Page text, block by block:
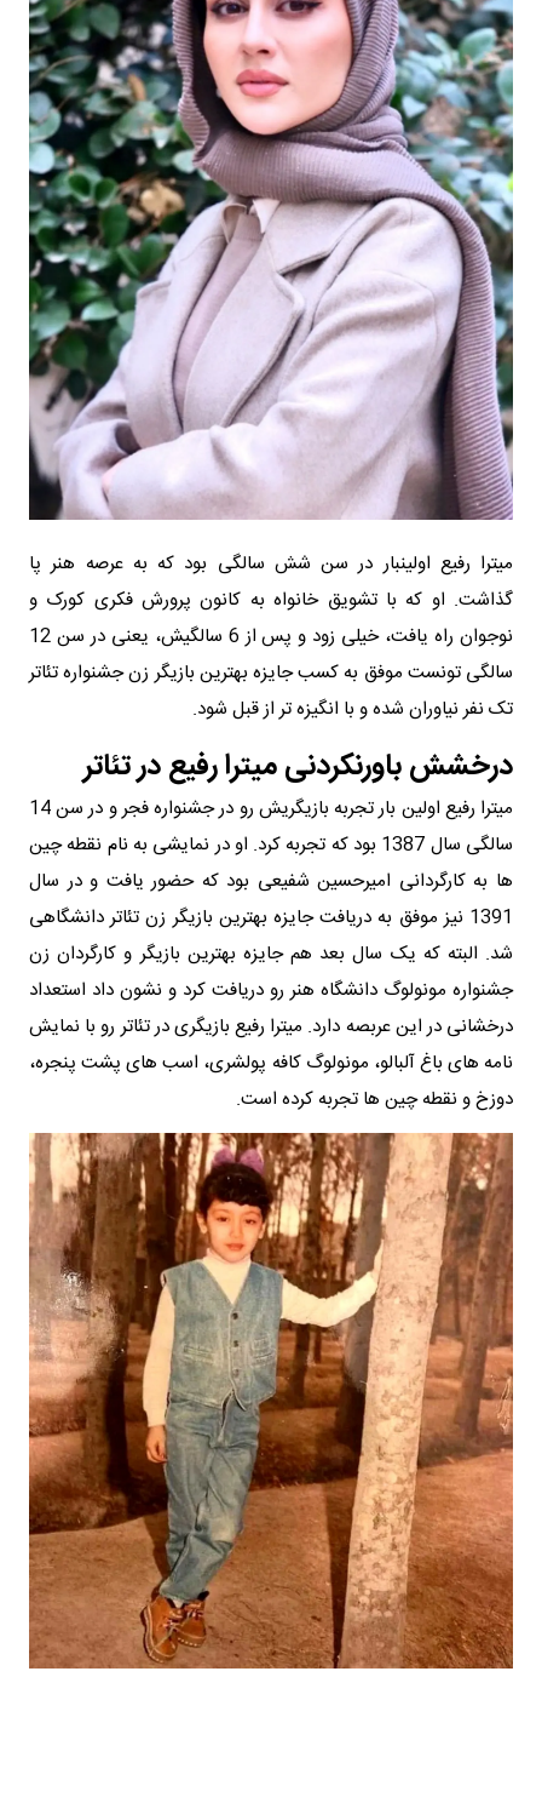
میترا رفیع اولینبار در سن شش سالگی بود که به عرصه هنر پا
گذاشت. او که با تشویق خانواه به کانون پرورش فکری کورک و
نوجوان راه یافت، خیلی زود و پس از 6 سالگیش، یعنی در سن 12
سالگی تونست موفق به کسب جایزه بهترین بازیگر زن جشنواره تئاتر
تک نفر نیاوران شده و با انگیزه تر از قبل شود.
درخشش باورنکردنی میترا رفیع در تئاتر
میترا رفیع اولین بار تجربه بازیگریش رو در جشنواره فجر و در سن 14
سالگی سال 1387 بود که تجربه کرد. او در نمایشی به نام نقطه چین
ها به کارگردانی امیرحسین شفیعی بود که حضور یافت و در سال
1391 نیز موفق به دریافت جایزه بهترین بازیگر زن تئاتر دانشگاهی
شد. البته که یک سال بعد هم جایزه بهترین بازیگر و کارگردان زن
جشنواره مونولوگ دانشگاه هنر رو دریافت کرد و نشون داد استعداد
درخشانی در این عربصه دارد. میترا رفیع بازیگری در تئاتر رو با نمایش
نامه های باغ آلبالو، مونولوگ کافه پولشری، اسب های پشت پنجره،
دوزخ و نقطه چین ها تجربه کرده است.